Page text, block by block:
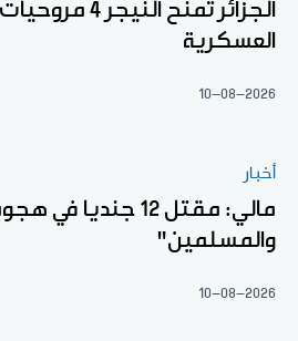
الجزائر تمنح
العسكرية
10-08-2026
أخبار
مالي: مقتل 12 جنديا
والمسلمين"
10-08-2026